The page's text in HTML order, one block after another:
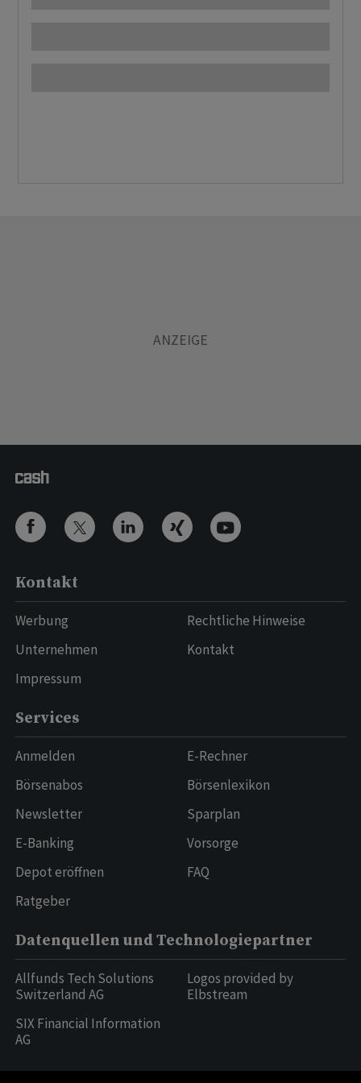
Kontakt
Werbung
Unternehmen
Impressum
Rechtliche Hinweise
Kontakt
Services
Anmelden
Börsenabos
Newsletter
E-Banking
Depot eröffnen
Ratgeber
E-Rechner
Börsenlexikon
Sparplan
Vorsorge
FAQ
Datenquellen und Technologiepartner
Allfunds Tech Solutions
Switzerland AG
SIX Financial Information
AG
Logos provided by
Elbstream